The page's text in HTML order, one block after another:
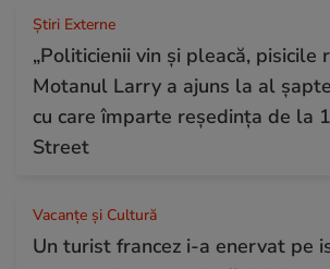
Știri Externe
„Politicienii vin și pleacă, pisicile
Motanul Larry a ajuns la al
cu care împarte reședința de la
Street
Vacanțe și Cultură
Un turist francez i-a enervat pe